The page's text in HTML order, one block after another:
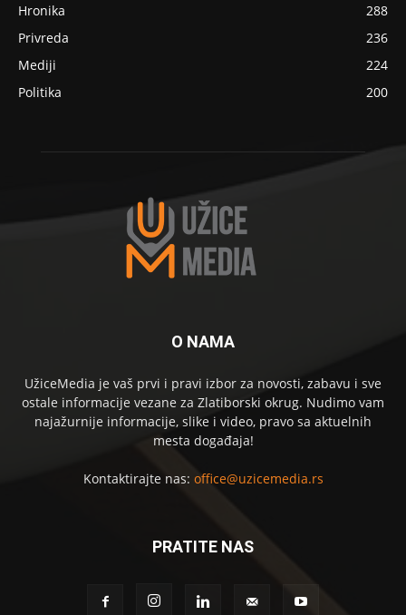
Hronika
288
Privreda
236
Mediji
224
Politika
200
O NAMA
UžiceMedia je vaš prvi i pravi izbor za novosti, zabavu i sve
ostale informacije vezane za Zlatiborski okrug. Nudimo vam
najažurnije informacije, slike i video, pravo sa aktuelnih
mesta događaja!
Kontaktirajte nas: office@uzicemedia.rs
PRATITE NAS